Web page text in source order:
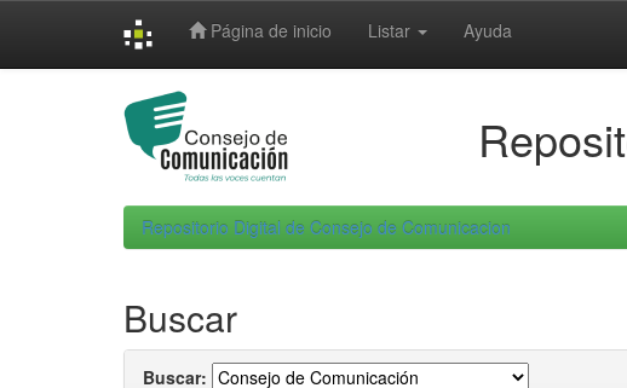
Página de inicio Listar Ayuda
Repositorio Digital de Consejo de Comunicacion
Buscar
Buscar: